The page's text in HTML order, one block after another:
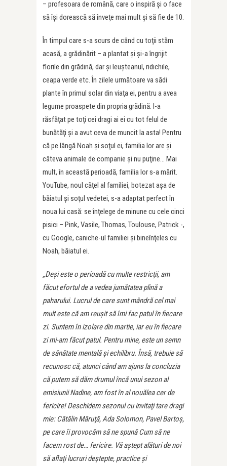
– profesoara de română, care o inspiră şi o face
să îşi dorească să înveţe mai mult şi să fie de 10.
În timpul care s-a scurs de când cu toţii stăm
acasă, a grădinărit – a plantat şi şi-a îngrijit
florile din grădină, dar şi leuşteanul, ridichile,
ceapa verde etc. În zilele următoare va sădi
plante în primul solar din viaţa ei, pentru a avea
legume proaspete din propria grădină. I-a
răsfăţat pe toţi cei dragi ai ei cu tot felul de
bunătăţi şi a avut ceva de muncit la asta! Pentru
că pe lângă Noah şi soţul ei, familia lor are şi
câteva animale de companie şi nu puţine… Mai
mult, în această perioadă, familia lor s-a mărit.
YouTube, noul căţel al familiei, botezat aşa de
băiatul şi soţul vedetei, s-a adaptat perfect în
noua lui casă: se înţelege de minune cu cele cinci
pisici – Pink, Vasile, Thomas, Toulouse, Patrick -,
cu Google, caniche-ul familiei şi bineînţeles cu
Noah, băiatul ei.
„Deşi este o perioadă cu multe restricţii, am
făcut efortul de a vedea jumătatea plină a
paharului. Lucrul de care sunt mândră cel mai
mult este că am reuşit să îmi fac patul în fiecare
zi. Suntem în izolare din martie, iar eu în fiecare
zi mi-am făcut patul. Pentru mine, este un semn
de sănătate mentală şi echilibru. Însă, trebuie să
recunosc că, atunci când am ajuns la concluzia
că putem să dăm drumul încă unui sezon al
emisiunii Nadine, am fost în al nouălea cer de
fericire! Deschidem sezonul cu invitaţi tare dragi
mie: Cătălin Măruţă, Ada Solomon, Pavel Bartoş,
pe care îi provocăm să ne spună Cum să ne
facem rost de… fericire. Vă aştept alături de noi
să aflaţi lucruri deştepte, practice şi